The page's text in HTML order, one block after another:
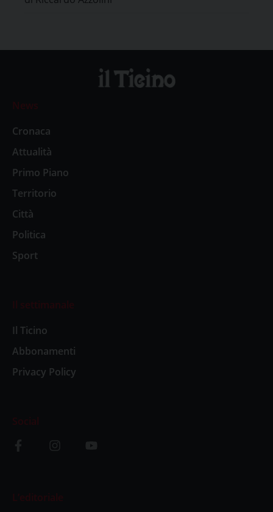
News
Cronaca
Attualità
Primo Piano
Territorio
Città
Politica
Sport
Il settimanale
Il Ticino
Abbonamenti
Privacy Policy
Social
L’editoriale